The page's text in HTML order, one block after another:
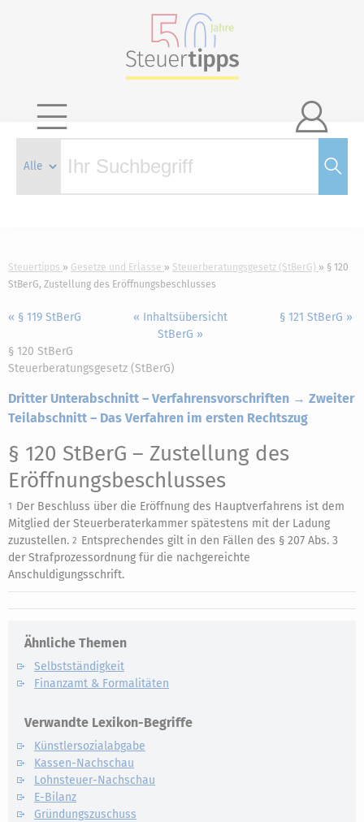

Steuertipps Gesetze und Erlasse Steuerberatungsgesetz (StBerG)
§ 120
StBerG, Zustellung des Eröffnungsbeschlusses
« § 119 StBerG
« Inhaltsübersicht
StBerG »
§ 121 StBerG »
§ 120 StBerG
Steuerberatungsgesetz (StBerG)
Dritter Unterabschnitt – Verfahrensvorschriften → Zweiter
Teilabschnitt – Das Verfahren im ersten Rechtszug
§ 120 StBerG – Zustellung des
Eröffnungsbeschlusses
1 Der Beschluss über die Eröffnung des Hauptverfahrens ist dem
Mitglied der Steuerberaterkammer spätestens mit der Ladung
zuzustellen. 2 Entsprechendes gilt in den Fällen des § 207 Abs. 3
der Strafprozessordnung für die nachgereichte
Anschuldigungsschrift.
Ähnliche Themen
Selbstständigkeit
Finanzamt & Formalitäten
Verwandte Lexikon-Begriffe
Künstlersozialabgabe
Kassen-Nachschau
Lohnsteuer-Nachschau
E-Bilanz
Gründungszuschuss